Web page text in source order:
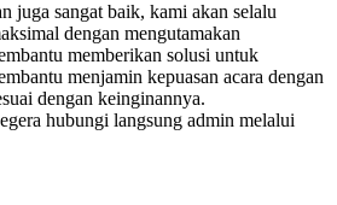
juga sangat baik, kami akan selalu
dengan mengutamakan
memberikan solusi untuk
menjamin kepuasan acara dengan
dengan keinginannya.
hubungi langsung admin melalui